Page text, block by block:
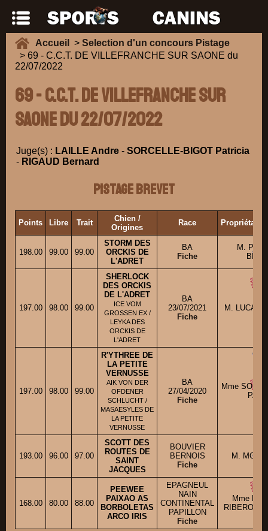
Accueil > Selection d'un concours Pistage
> 69 - C.C.T. DE VILLEFRANCHE SUR SAONE du
22/07/2022
69 - C.C.T. DE VILLEFRANCHE SUR
SAONE du 22/07/2022
Juge(s) : LAILLE Andre - SORCELLE-BIGOT Patricia
- RIGAUD Bernard
Pistage Brevet
Points Libre Trait
Chien /
Origines
Race
198.00 99.00 99.00
STORM DES
ORCKIS DE
L'ADRET
BA
Fiche
M.
197.00 98.00 99.00
SHERLOCK
DES ORCKIS
DE L'ADRET
ICE VOM
GROSSEN EX /
LEYKA DES
ORCKIS DE
L'ADRET
BA
23/07/2021
Fiche
M. LUCAS
197.00 98.00 99.00
R'YTHREE DE
LA PETITE
VERNUSSE
AIK VON DER
OFDENER
SCHLUCHT /
MASAESYLES DE
LA PETITE
VERNUSSE
BA
27/04/2020
Fiche
Mme
193.00 96.00 97.00
SCOTT DES
ROUTES DE
SAINT
JACQUES
BOUVIER
BERNOIS
Fiche
M.
168.00 80.00 88.00
PEEWEE
PAIXAO AS
BORBOLETAS
ARCO IRIS
EPAGNEUL
NAIN
CONTINENTAL
PAPILLON
Fiche
Mme
RIBERON